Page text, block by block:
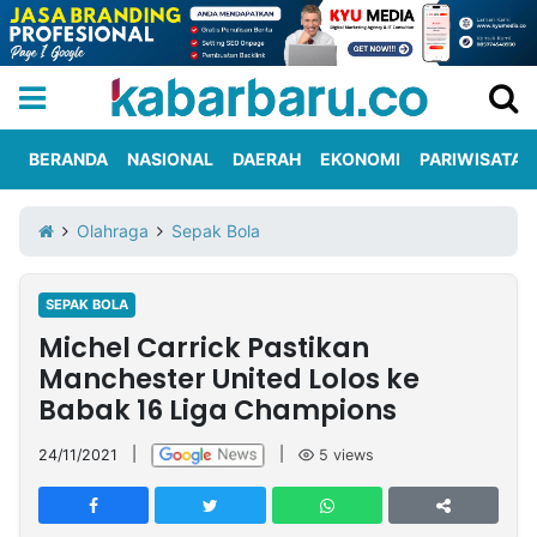
Iklan
Berita
Kami
Nasional
International
Olahraga
Entertainment
Daerah
Pariwisata
Kuliner
Kolom
Network
PT
TREETAN
BERANDA NASIONAL DAERAH EKONOMI PARIWISATA
Olahraga Sepak Bola
SEPAK BOLA
Michel Carrick Pastikan
Manchester United Lolos ke
Babak 16 Liga Champions
24/11/2021 5 views